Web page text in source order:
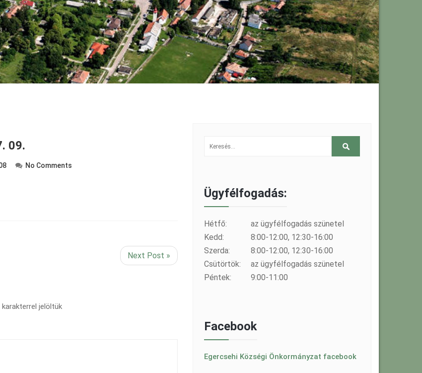
09.
No Comments
Next Post »
karakterrel jelöltük
Ügyfélfogadás:
Hétfő:
az ügyfélfogadás szünetel
Kedd:
8:00-12:00, 12:30-16:00
Szerda:
8:00-12:00, 12:30-16:00
Csütörtök:
az ügyfélfogadás szünetel
Péntek:
9:00-11:00
Facebook
Egercsehi Községi Önkormányzat facebook